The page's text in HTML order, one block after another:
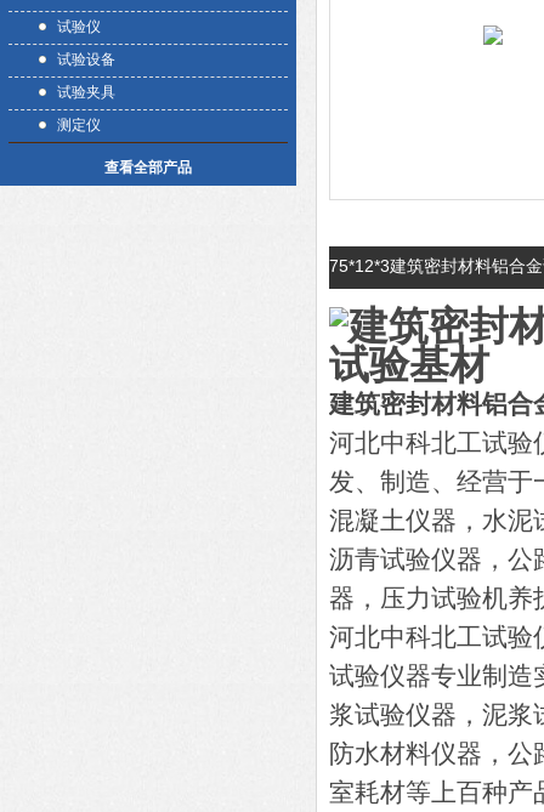
试验仪
试验设备
试验夹具
测定仪
查看全部产品
75*12*3建筑密封材料铝合
建筑密封材料铝合
河北中科北工试验
发、制造、经营于
混凝土仪器，水泥
沥青试验仪器，公
器，压力试验机养
河北中科北工试验
试验仪器专业制造
浆试验仪器，泥浆
防水材料仪器，
室耗材等上百种产